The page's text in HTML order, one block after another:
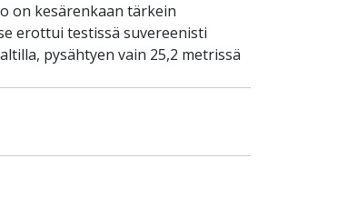
on kesärenkaan tärkein
erottui testissä suvereenisti
pysähtyen vain 25,2 metrissä